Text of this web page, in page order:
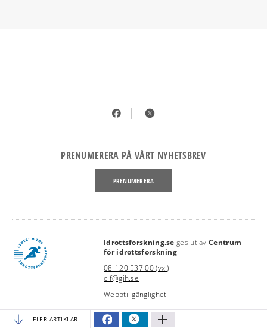
FLER ARTIKLAR
PRENUMERERA PÅ VÅRT NYHETSBREV
PRENUMERERA
link Idrottsforskning.se ges ut avCentrum
för idrottsforskning
08-120 537 00 (vxl)
cif@gih.se
Webbtillgänglighet